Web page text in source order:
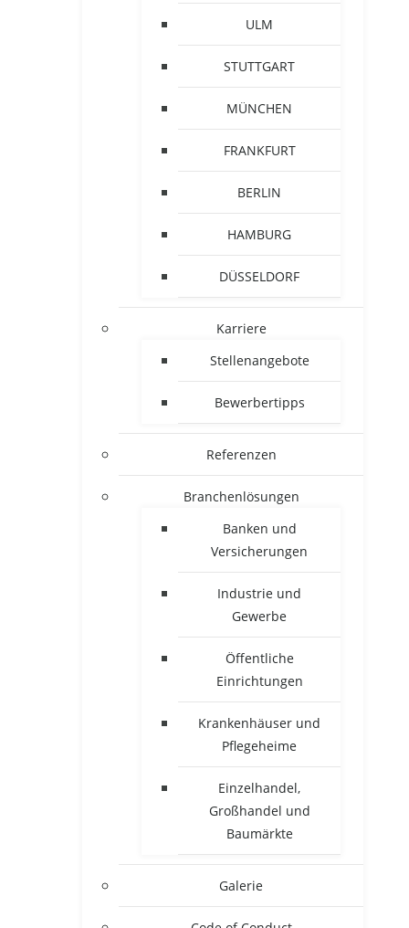
ULM
STUTTGART
MÜNCHEN
FRANKFURT
BERLIN
HAMBURG
DÜSSELDORF
Karriere
Stellenangebote
Bewerbertipps
Referenzen
Branchenlösungen
Banken und
Versicherungen
Industrie und
Gewerbe
Öffentliche
Einrichtungen
Krankenhäuser und
Pflegeheime
Einzelhandel,
Großhandel und
Baumärkte
Galerie